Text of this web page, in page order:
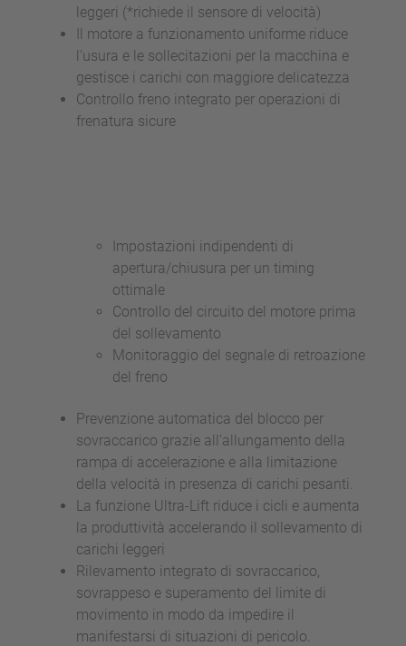
leggeri (*richiede il sensore di velocità)
Il motore a funzionamento uniforme riduce
l’usura e le sollecitazioni per la macchina e
gestisce i carichi con maggiore delicatezza
Controllo freno integrato per operazioni di
frenatura sicure
Impostazioni indipendenti di
apertura/chiusura per un timing
ottimale
Controllo del circuito del motore prima
del sollevamento
Monitoraggio del segnale di retroazione
del freno
Prevenzione automatica del blocco per
sovraccarico grazie all’allungamento della
rampa di accelerazione e alla limitazione
della velocità in presenza di carichi pesanti.
La funzione Ultra-Lift riduce i cicli e aumenta
la produttività accelerando il sollevamento di
carichi leggeri
Rilevamento integrato di sovraccarico,
sovrappeso e superamento del limite di
movimento in modo da impedire il
manifestarsi di situazioni di pericolo.